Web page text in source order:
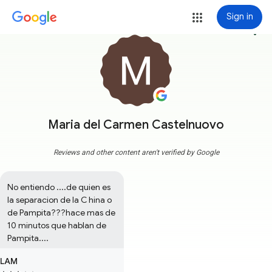
Sign in
Maria del Carmen Castelnuovo
more_vert
Reviews and other content aren't verified by Google
No entiendo ....de quien es
la separacion de la C hina o
de Pampita???hace mas de
10 minutos que hablan de
Pampita....
LAM